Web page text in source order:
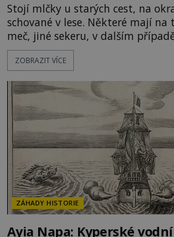
Stojí mlčky u starých cest, na
schované v lese. Některé mají na
meč, jiné sekeru, v dalším
kříž. Na první pohled vypadají
náboženské památky. Jenže
zločiny, pokáním a dávným
rodina jeho oběti mohli
Jenže po s
ZOBRAZIT VÍCE
ZÁHADY HISTORIE
Ayia Napa: Kyperské